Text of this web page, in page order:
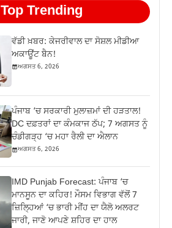
Top Trending
ਵੱਡੀ ਖ਼ਬਰ: ਕੇਜਰੀਵਾਲ ਦਾ ਸੋਸ਼ਲ ਮੀਡੀਆ
ਅਕਾਊਂਟ ਬੈਨ!
ਅਗਸਤ 6, 2026
ਪੰਜਾਬ ‘ਚ ਸਰਕਾਰੀ ਮੁਲਾਜ਼ਮਾਂ ਦੀ ਹੜਤਾਲ!
DC ਦਫ਼ਤਰਾਂ ਦਾ ਕੰਮਕਾਜ ਠੱਪ; 7 ਅਗਸਤ ਨੂੰ
ਚੰਡੀਗੜ੍ਹ ‘ਚ ਮਹਾ ਰੈਲੀ ਦਾ ਐਲਾਨ
ਅਗਸਤ 6, 2026
IMD Punjab Forecast: ਪੰਜਾਬ ‘ਚ
ਮਾਨਸੂਨ ਦਾ ਕਹਿਰ! ਮੌਸਮ ਵਿਭਾਗ ਵੱਲੋਂ 7
ਜ਼ਿਲ੍ਹਿਆਂ ‘ਚ ਭਾਰੀ ਮੀਂਹ ਦਾ ਯੈਲੋ ਅਲਰਟ
ਜਾਰੀ, ਜਾਣੋ ਆਪਣੇ ਸ਼ਹਿਰ ਦਾ ਹਾਲ